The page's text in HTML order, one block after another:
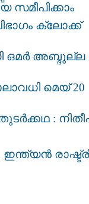
സമീപിക്കാം
ക്ലോക്ക്
ഒമര്‍ അബ്ദുല്ല
മെയ് 20
:
ഇന്ത്യന്‍